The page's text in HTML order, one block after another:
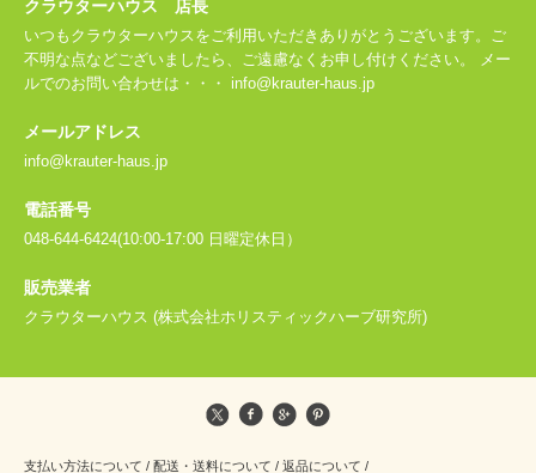
クラウターハウス 店長
いつもクラウターハウスをご利用いただきありがとうございます。ご
不明な点などございましたら、ご遠慮なくお申し付けください。 メー
ルでのお問い合わせは・・・ info@krauter-haus.jp
メールアドレス
info@krauter-haus.jp
電話番号
048-644-6424(10:00-17:00 日曜定休日）
販売業者
クラウターハウス (株式会社ホリスティックハーブ研究所)
支払い方法について / 配送・送料について / 返品について /